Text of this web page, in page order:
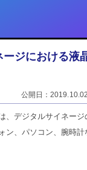
ジにおける液
公開日：
、デジタルサイネージ
ン、パソコン、腕時